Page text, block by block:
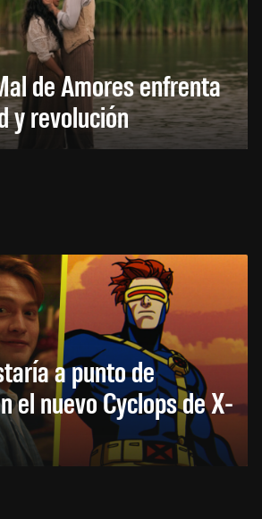
de Amores enfrenta
y revolución
a punto de
el nuevo Cyclops de X-